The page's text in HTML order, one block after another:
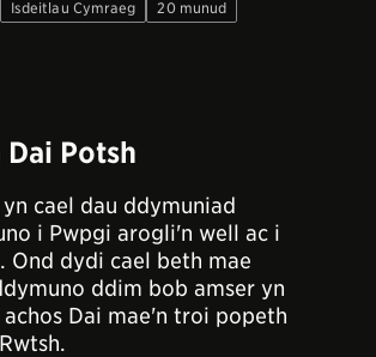
Isdeitlau Cymraeg 20 munud
Potsh
cael dau ddymuniad
i Pwpgi arogli'n well ac i
Ond dydi cael beth mae
ddim bob amser yn
Dai mae'n troi popeth